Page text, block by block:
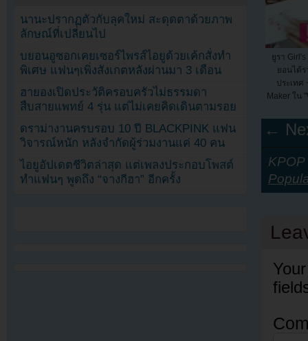
ยูรา
ยอนได้ร
ประเทศ
Maker ใน
←
นานะปรากฏตัวกับลุคใหม่ สะดุดตาด้วยภาพ
ลักษณ์ที่เปลี่ยนไป
บยอนอูซอกเคยเซอร์ไพรส์ไอยูด้วยเค้กสั่งทำ
พิเศษ แฟนๆเพิ่งสังเกตหลังผ่านมา 3 เดือน
ฮายองเปิดประวัติครอบครัวไม่ธรรมดา
สืบสายแพทย์ 4 รุ่น แต่ไม่เคยคิดเดินตามรอย
ดราม่างานครบรอบ 10 ปี BLACKPINK แฟน
วิจารณ์หนัก หลังจำกัดผู้ร่วมงานแค่ 40 คน
ไอยูอัปเดตชีวิตล่าสุด แต่เพลงประกอบโพสต์
ทำแฟนๆ พูดถึง “จางกีฮา” อีกครั้ง